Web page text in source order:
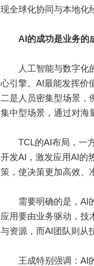
现全球化协同与本地化
AI的成功是业务的
人工智能与数字化的
心引擎。AI最能发挥价
二是人员密集型场景，
集中型场景，通过对海
TCL的AI布局，一方
开发AI，激发应用AI的
策，使决策更加高效、
需要明确的是，AI的
应用要由业务驱动，技
与资源，而AI团队则从
王成特别强调：AI的